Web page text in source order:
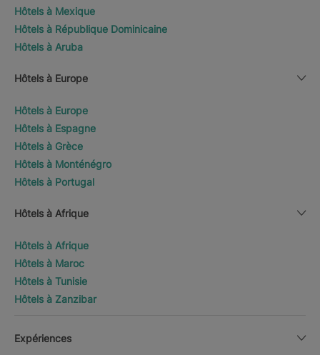
Hôtels à Mexique
Hôtels à République Dominicaine
Hôtels à Aruba
Hôtels à Europe
Hôtels à Europe
Hôtels à Espagne
Hôtels à Grèce
Hôtels à Monténégro
Hôtels à Portugal
Hôtels à Afrique
Hôtels à Afrique
Hôtels à Maroc
Hôtels à Tunisie
Hôtels à Zanzibar
Expériences